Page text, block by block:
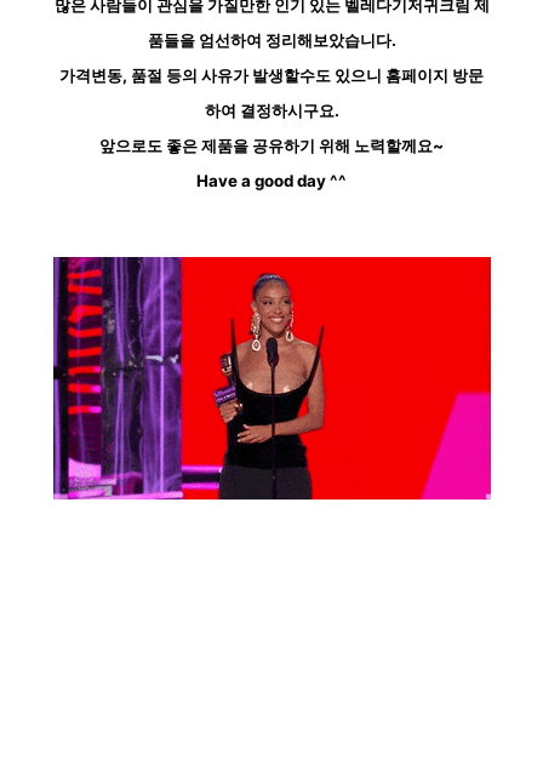
많은 사람들이 관심을 가질만한 인기 있는 벨레다기저귀크림 제
품들을 엄선하여 정리해보았습니다.
가격변동, 품절 등의 사유가 발생할수도 있으니 홈페이지 방문
하여 결정하시구요.
앞으로도 좋은 제품을 공유하기 위해 노력할께요~
Have a good day ^^